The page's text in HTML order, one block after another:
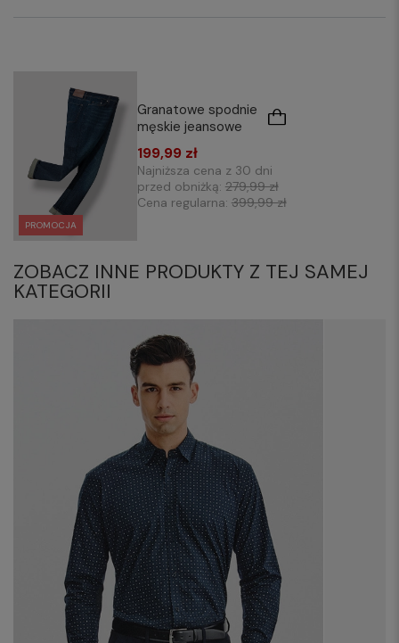
PROMOCJA
Granatowe spodnie
męskie jeansowe
199,99 zł
Najniższa cena z 30 dni
przed obniżką: 279,99 zł
Cena regularna: 399,99 zł
ZOBACZ INNE PRODUKTY Z TEJ SAMEJ
KATEGORII